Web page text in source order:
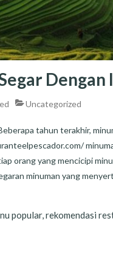
Dengan
Uncategorized
tahun terakhir,
orang yang mencicipi
minuman yang
popular,rekomendasi